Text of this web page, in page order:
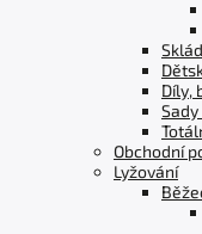
Díly,
Obchodní
Lyžování